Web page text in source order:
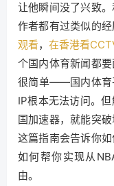
让他瞬间没了兴致
作者都有过类似的经
观看， 在香港看
个国内体育新闻都
很简单——国内体育
IP根本无法访问。
国加速器，就能突
这篇指南会告诉你
如何帮你实现从
由。